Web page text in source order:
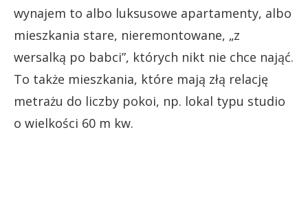
wynajem to albo luksusowe apartamenty, albo
mieszkania stare, nieremontowane, „z
wersalką po babci”, których nikt nie chce nająć.
To także mieszkania, które mają złą relację
metrażu do liczby pokoi, np. lokal typu studio
o wielkości 60 m kw.